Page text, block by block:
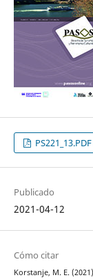
Publicado
2021-04-12
Cómo citar
Korstanje, M. E.